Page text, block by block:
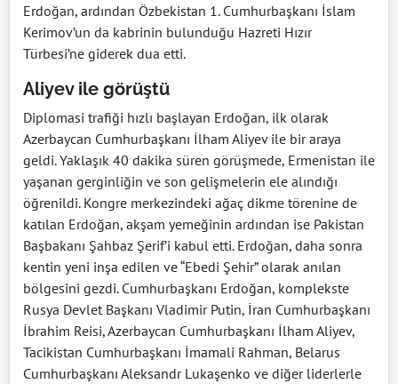
Erdoğan, ardından Özbekistan 1. Cumhurbaşkanı İslam
Kerimov’un da kabrinin bulunduğu Hazreti Hızır
Türbesi’ne giderek dua etti.
Aliyev ile görüştü
Diplomasi trafiği hızlı başlayan Erdoğan, ilk olarak
Azerbaycan Cumhurbaşkanı İlham Aliyev ile bir araya
geldi. Yaklaşık 40 dakika süren görüşmede, Ermenistan ile
yaşanan gerginliğin ve son gelişmelerin ele alındığı
öğrenildi. Kongre merkezindeki ağaç dikme törenine de
katılan Erdoğan, akşam yemeğinin ardından ise Pakistan
Başbakanı Şahbaz Şerif’i kabul etti. Erdoğan, daha sonra
kentin yeni inşa edilen ve “Ebedi Şehir” olarak anılan
bölgesini gezdi. Cumhurbaşkanı Erdoğan, komplekste
Rusya Devlet Başkanı Vladimir Putin, İran Cumhurbaşkanı
İbrahim Reisi, Azerbaycan Cumhurbaşkanı İlham Aliyev,
Tacikistan Cumhurbaşkanı İmamali Rahman, Belarus
Cumhurbaşkanı Aleksandr Lukaşenko ve diğer liderlerle